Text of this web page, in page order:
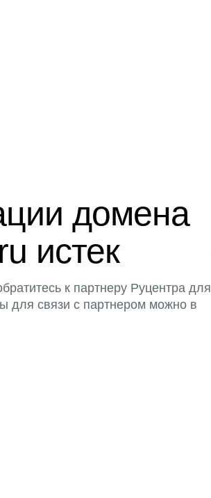
домена
истек
к партнеру Руцентра для
для связи с партнером можно в